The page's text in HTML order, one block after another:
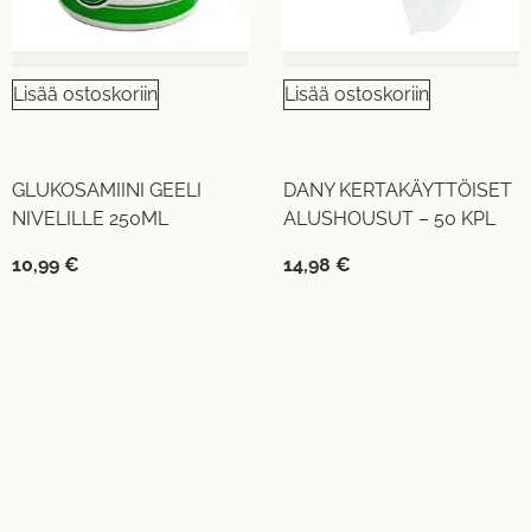
Lisää ostoskoriin
GLUKOSAMIINI GEELI
NIVELILLE 250ML
10,99 €
Lisää ostoskoriin
DANY KERTAKÄYTTÖISET
ALUSHOUSUT – 50 KPL
14,98 €